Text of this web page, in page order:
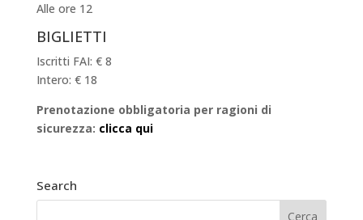
Alle ore 12
BIGLIETTI
Iscritti FAI: € 8
Intero: € 18
Prenotazione obbligatoria per ragioni di
sicurezza: clicca qui
Search